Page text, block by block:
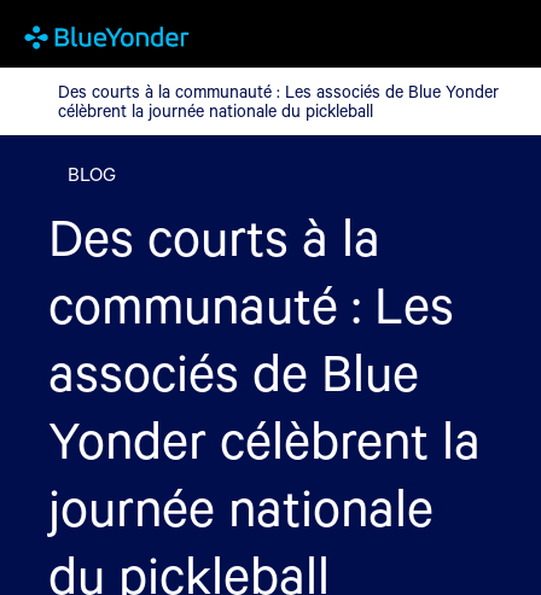
Des courts à la communauté : Les associés de Blue Yonder
Des courts à la communauté : Les associés de Blue Yonder
célèbrent la journée nationale du pickleball
BLOG
Des courts à la
communauté : Les
associés de Blue
Yonder célèbrent la
journée nationale
du pickleball